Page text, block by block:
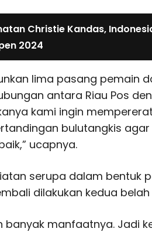
Christie Kandas,
2024
lima pasang pemain
antara Riau Pos
kami ingin
bulutangkis
ucapnya.
serupa dalam bentuk
dilakukan kedua belah
banyak manfaatnya. Jadi